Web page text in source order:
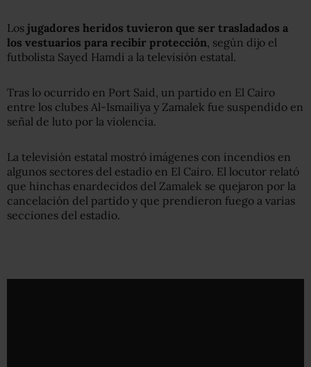
Los jugadores heridos tuvieron que ser trasladados a
los vestuarios para recibir protección , según dijo el
futbolista Sayed Hamdi a la televisión estatal.
Tras lo ocurrido en Port Said, un partido en El Cairo
entre los clubes Al-Ismailiya y Zamalek fue suspendido en
señal de luto por la violencia.
La televisión estatal mostró imágenes con incendios en
algunos sectores del estadio en El Cairo. El locutor relató
que hinchas enardecidos del Zamalek se quejaron por la
cancelación del partido y que prendieron fuego a varias
secciones del estadio.